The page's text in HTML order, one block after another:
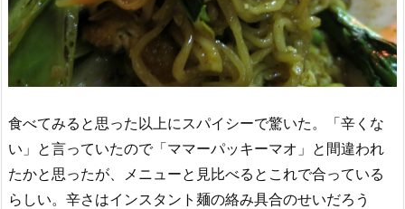
食べてみると思った以上にスパイシーで驚いた。「辛くな
い」と言っていたので「ママーパッキーマオ」と間違われ
たかと思ったが、メニューと見比べるとこれで合っている
らしい。辛さはインスタント麺の絡み具合のせいだろう